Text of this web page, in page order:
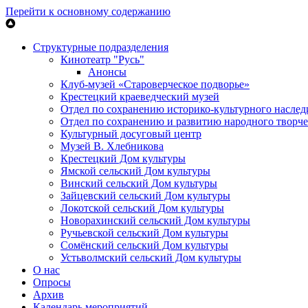
Перейти к основному содержанию
Структурные подразделения
Кинотеатр "Русь"
Анонсы
Клуб-музей «Староверческое подворье»
Крестецкий краеведческий музей
Отдел по сохранению историко-культурного
Отдел по сохранению и развитию народного
Культурный досуговый центр
Музей В. Хлебникова
Крестецкий Дом культуры
Ямской сельский Дом культуры
Винский сельский Дом культуры
Зайцевский сельский Дом культуры
Локотской сельский Дом культуры
Новорахинский сельский Дом культуры
Ручьевской сельский Дом культуры
Сомёнский сельский Дом культуры
Устьволмский сельский Дом культуры
О нас
Опросы
Архив